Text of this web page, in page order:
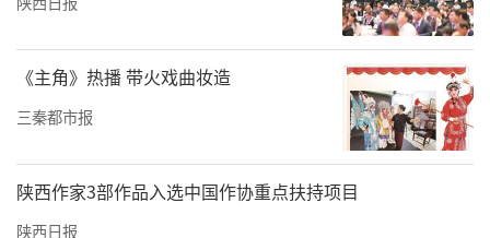
《主角》热播 带火戏曲妆造
三秦都市报
陕西作家3部作品入选中国作协重点扶持项目
陕西日报